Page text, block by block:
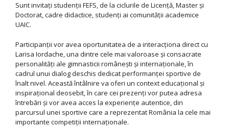
Sunt invitați studenții FEFS, de la ciclurile de Licență, Master și
Doctorat, cadre didactice, studenți ai comunității academice
UAIC.
Participanții vor avea oportunitatea de a interacționa direct cu
Larisa Iordache, una dintre cele mai valoroase și consacrate
personalități ale gimnasticii românești și internaționale, în
cadrul unui dialog deschis dedicat performanței sportive de
înalt nivel. Această întâlnire va oferi un context educațional și
inspirațional deosebit, în care cei prezenți vor putea adresa
întrebări și vor avea acces la experiențe autentice, din
parcursul unei sportive care a reprezentat România la cele mai
importante competiții internaționale.